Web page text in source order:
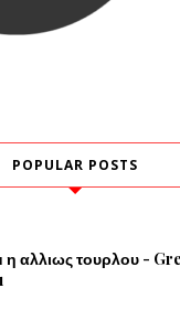
POPULAR POSTS
αλλιως τουρλου -